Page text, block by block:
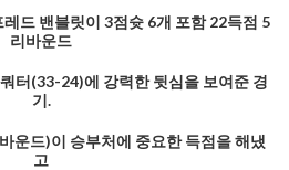
드 밴블릿이 3점슛 6개 포함 22득점 5
리바운드
터(33-24)에 강력한 뒷심을 보여준 경
기.
운드)이 승부처에 중요한 득점을 해냈
고